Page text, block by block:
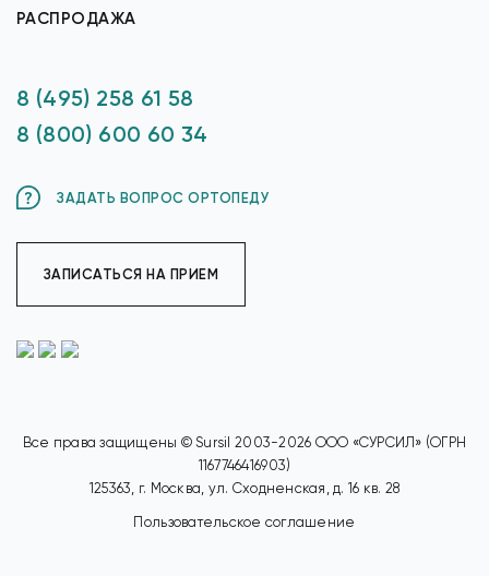
РАСПРОДАЖА
8 (495) 258 61 58
8 (800) 600 60 34
ЗАДАТЬ ВОПРОС ОРТОПЕДУ
ЗАПИСАТЬСЯ НА ПРИЕМ
Все права защищены © Sursil 2003-2026 ООО «СУРСИЛ» (ОГРН
1167746416903)
125363, г. Москва, ул. Сходненская, д. 16 кв. 28
Пользовательское соглашение